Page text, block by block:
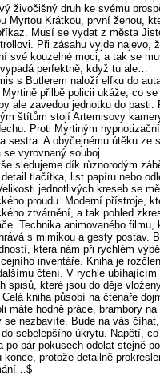
živočišný druh ke svému
Myrtou Krátkou, první ženou,
Musí se vydat z města
Při zásahu vyjde najevo,
své kouzelné moci, a tak se
perfektně, když tu ale…
s Butlerem naloží elfku do
Myrtině přilbě policii ukáže, co
ale zavedou jednotku do
štítům stojí Artemisovy
Proti Myrtiným
sestra. A obyčejnému útěku ze
se vyrovnaný souboj.
sledujeme dík různorodým
tlačítka, list papíru nebo
jednotlivých kreseb se
proudu. Moderní přístroje,
ztvárnění, a tak pohled
Technika animovaného
s mimikou a gesty postav.
která nám při rychlém
inventáře. Kniha je
čtení. V rychle ubíhajícím
spisů, které jsou do děje
kniha působí na čtenáře
máte hodně práce, brambory
se nezbavíte. Bude na vás
sebelepšího úkrytu. Napětí,
po pár pokusech odolat stejně
konce, protože detailně